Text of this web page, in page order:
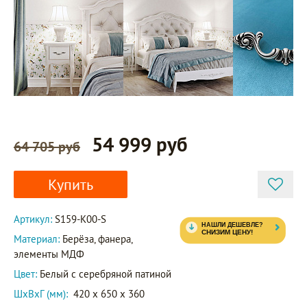
64 705 руб 54 999 руб
Купить
Артикул: S159-K00-S
Материал: Берёза, фанера,
элементы МДФ
Цвет: Белый с серебряной патиной
ШxВxГ (мм): 420 x 650 x 360